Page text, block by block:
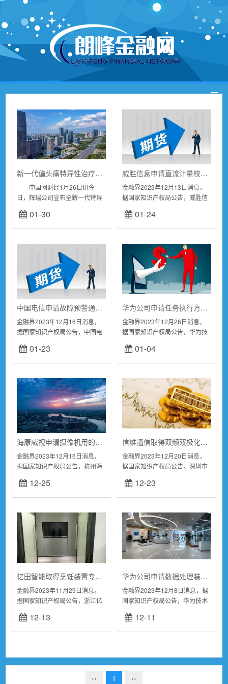
新一代偏头痛特异性治疗药物中国获批 用于成年人有或无先兆偏头痛急性治疗
中国网财经1月26日讯今
日，辉瑞公司宣布全新一代特异
泮口崩片)获得国家药监局批准，
用于成年人有或无先兆偏头痛的
01-30
威胜信息申请直流计量校正方法专利，有效提高了直流电能表计量的准确性和稳定性
金融界2023年12月13日消息，
据国家知识产权局公告，威胜信
为“一种直流计量校正方法、介质
及终端“，公开号
01-24
中国电信申请故障预警通知方法专利，解决了相关技术在通知预警消息时存在缺乏灵活性、信息过载、工作流程不流畅的技术问题
金融界2023年12月16日消息，
据国家知识产权局公告，中国电
障预警通知方法、装置、存储介
质和电子设备“，公开号
01-23
华为公司申请任务执行方法、装置、计算节点、HPC集群专利，实现进程间的负载均衡，提高MPI任务处理的速度和效率
金融界2023年12月26日消息，
据国家知识产权局公告，华为技
行方法、装置、计算节点、HPC
集群“，公开号CN117290079A...
01-04
海康威视申请摄像机用的音频信号处理电路和摄像机专利，该方案可实现音频信号无损限幅
金融界2023年12月16日消息，
据国家知识产权局公告，杭州海
请一项名为“摄像机用的音频信号
处理电路和摄像机“，公开号
12-25
信维通信取得双频双极化MIMO天线系统及移动终端专利，天线组件的结构紧凑，且天线单元之间的隔离度好
金融界2023年12月20日消息，
据国家知识产权局公告，深圳市
名为“应用于5G通信的双频双极
化MIMO天线系统及移动终端“，
12-23
亿田智能取得烹饪装置专利，节省空间及材料使用量
金融界2023年11月29日消息，
据国家知识产权局公告，浙江亿
项名为“一种烹饪装置的水路系
统、蒸箱及烹饪装置”，授权公告
12-13
华为公司申请数据处理装置和方法专利，实现调度约束注入实体适配输入代码的多面体中间表示
金融界2023年12月8日消息，据
国家知识产权局公告，华为技术
提供多面体调度器的数据处理装
置和方法“，公开号
12-11
‹‹ 1 ››